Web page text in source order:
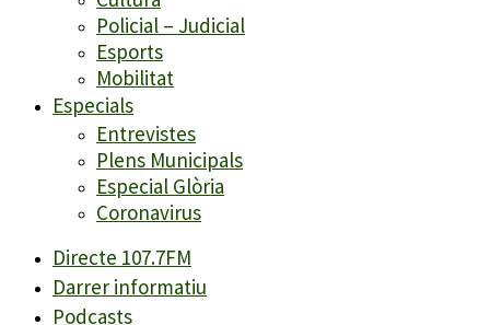
Policial – Judicial
Esports
Mobilitat
Especials
Entrevistes
Plens Municipals
Especial Glòria
Coronavirus
Directe 107.7FM
Darrer informatiu
Podcasts